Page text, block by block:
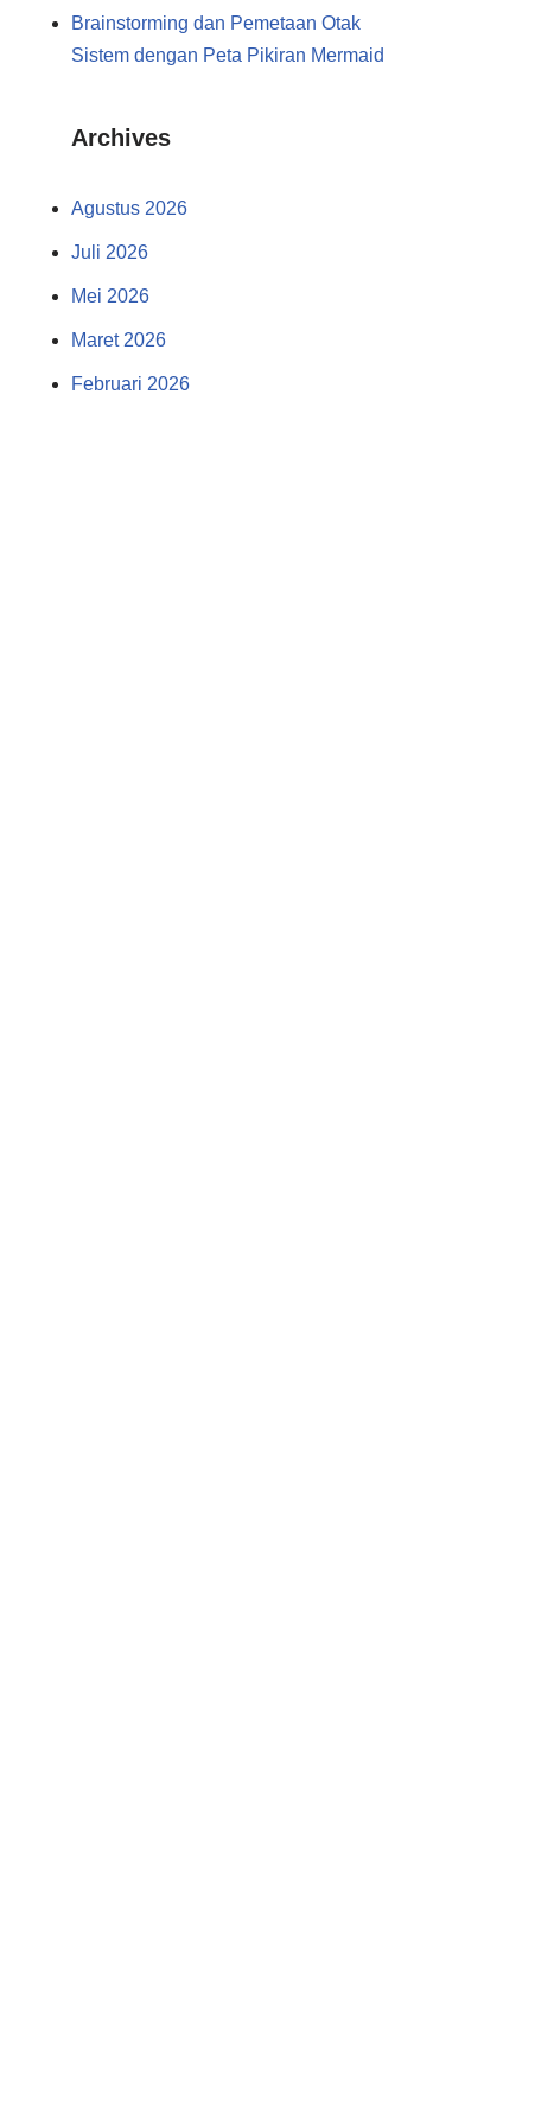
Brainstorming dan Pemetaan Otak
Sistem dengan Peta Pikiran Mermaid
Archives
Agustus 2026
Juli 2026
Mei 2026
Maret 2026
Februari 2026